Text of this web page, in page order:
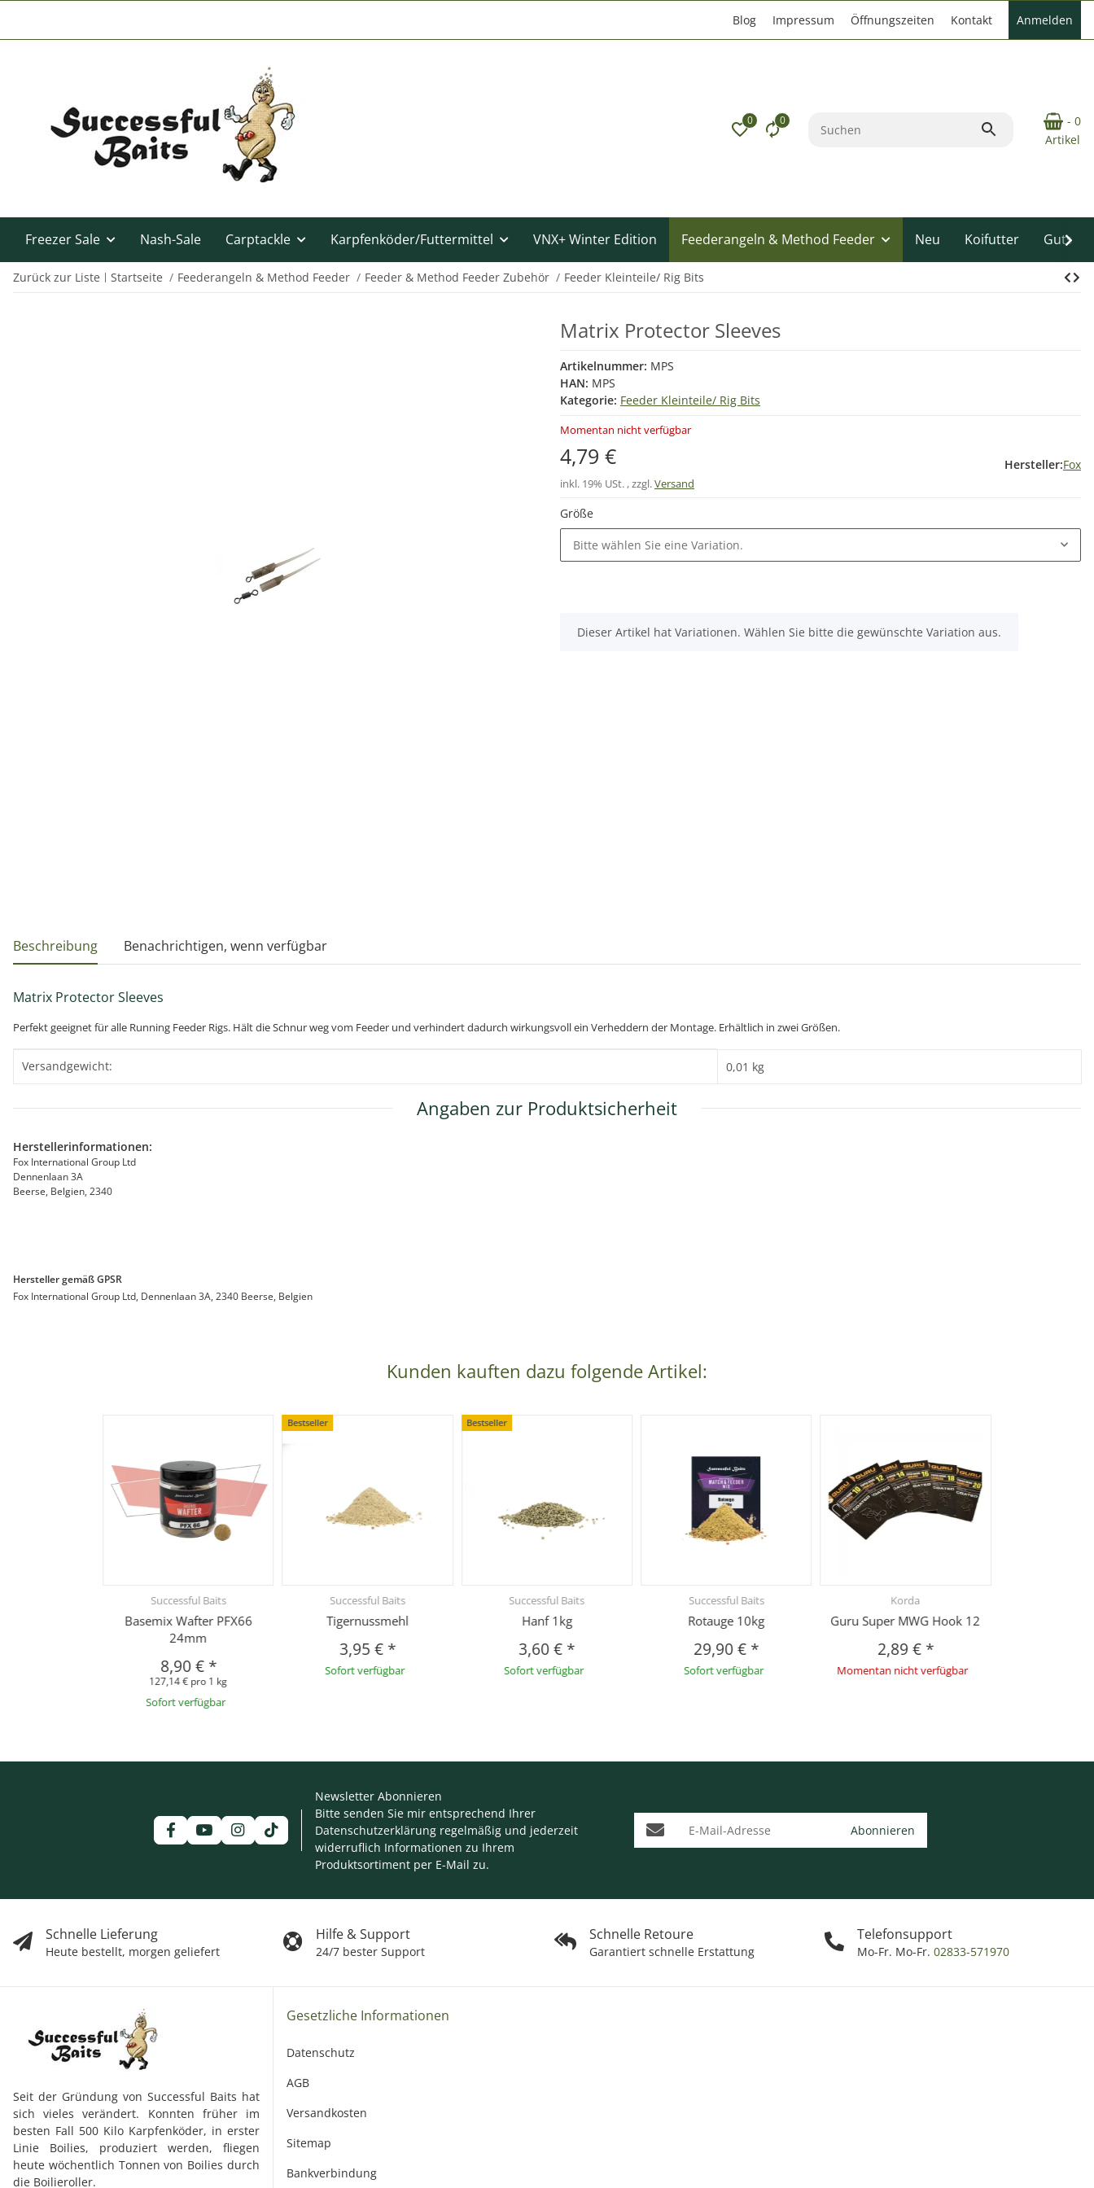
Blog Impressum Öffnungszeiten Kontakt Anmelden
0 0
- 0
Artikel
Freezer Sale Nash-Sale Carptackle Karpfenköder/Futtermittel VNX+ Winter Edition Feederangeln & Method Feeder Neu Koifutter
Zurück zur Liste Startseite Feederangeln & Method Feeder Feeder & Method Feeder Zubehör Feeder Kleinteile/ Rig Bits
Matrix Protector Sleeves
Artikelnummer: MPS
HAN: MPS
Kategorie: Feeder Kleinteile/ Rig Bits
Momentan nicht verfügbar
4,79 €
inkl. 19% USt. , zzgl.Versand
Hersteller:Fox
Größe
Bitte wählen Sie eine Variation.
x
Dieser Artikel hat Variationen. Wählen Sie bitte die gewünschte Variation aus.
weitere Registerkarten anzeigen
Beschreibung Benachrichtigen, wenn verfügbar
Matrix Protector Sleeves
Perfekt geeignet für alle Running Feeder Rigs. Hält die Schnur weg vom Feeder und verhindert dadurch wirkungsvoll ein Verheddern der Montage. Erhältlich in zwei Größen.
Produkteigenschaft
Wert
Versandgewicht: 0,01 kg
Angaben zur Produktsicherheit
Herstellerinformationen:
Fox International Group Ltd
Dennenlaan 3A
Beerse, Belgien, 2340
Hersteller gemäß GPSR
Fox International Group Ltd, Dennenlaan 3A, 2340 Beerse, Belgien
Kunden kauften dazu folgende Artikel:
Successful Baits
Basemix Wafter PFX66
24mm
8,90 € *
127,14 € pro 1 kg
Sofort verfügbar
Bestseller
Successful Baits
Tigernussmehl
3,95 € *
Sofort verfügbar
Bestseller
Successful Baits
Hanf 1kg
3,60 € *
Sofort verfügbar
Successful Baits
Rotauge 10kg
29,90 € *
Sofort verfügbar
Korda
Guru Super MWG Hook 12
2,89 € *
Momentan nicht verfügbar
Schnelle Lieferung
Heute bestellt, morgen geliefert
Hilfe & Support
24/7 bester Support
Schnelle Retoure
Garantiert schnelle Erstattung
Telefonsupport
Mo-Fr. Mo-Fr. 02833-571970
Newsletter Abonnieren
Bitte senden Sie mir entsprechend Ihrer
Datenschutzerklärung regelmäßig und jederzeit
widerruflich Informationen zu Ihrem
Produktsortiment per E-Mail zu.
E-Mail-Adresse Abonnieren
Seit der Gründung von Successful Baits hat
sich vieles verändert. Konnten früher im
besten Fall 500 Kilo Karpfenköder, in erster
Linie Boilies, produziert werden, fliegen
heute wöchentlich Tonnen von Boilies durch
die Boilieroller.
Gesetzliche Informationen
Datenschutz
AGB
Versandkosten
Sitemap
Bankverbindung